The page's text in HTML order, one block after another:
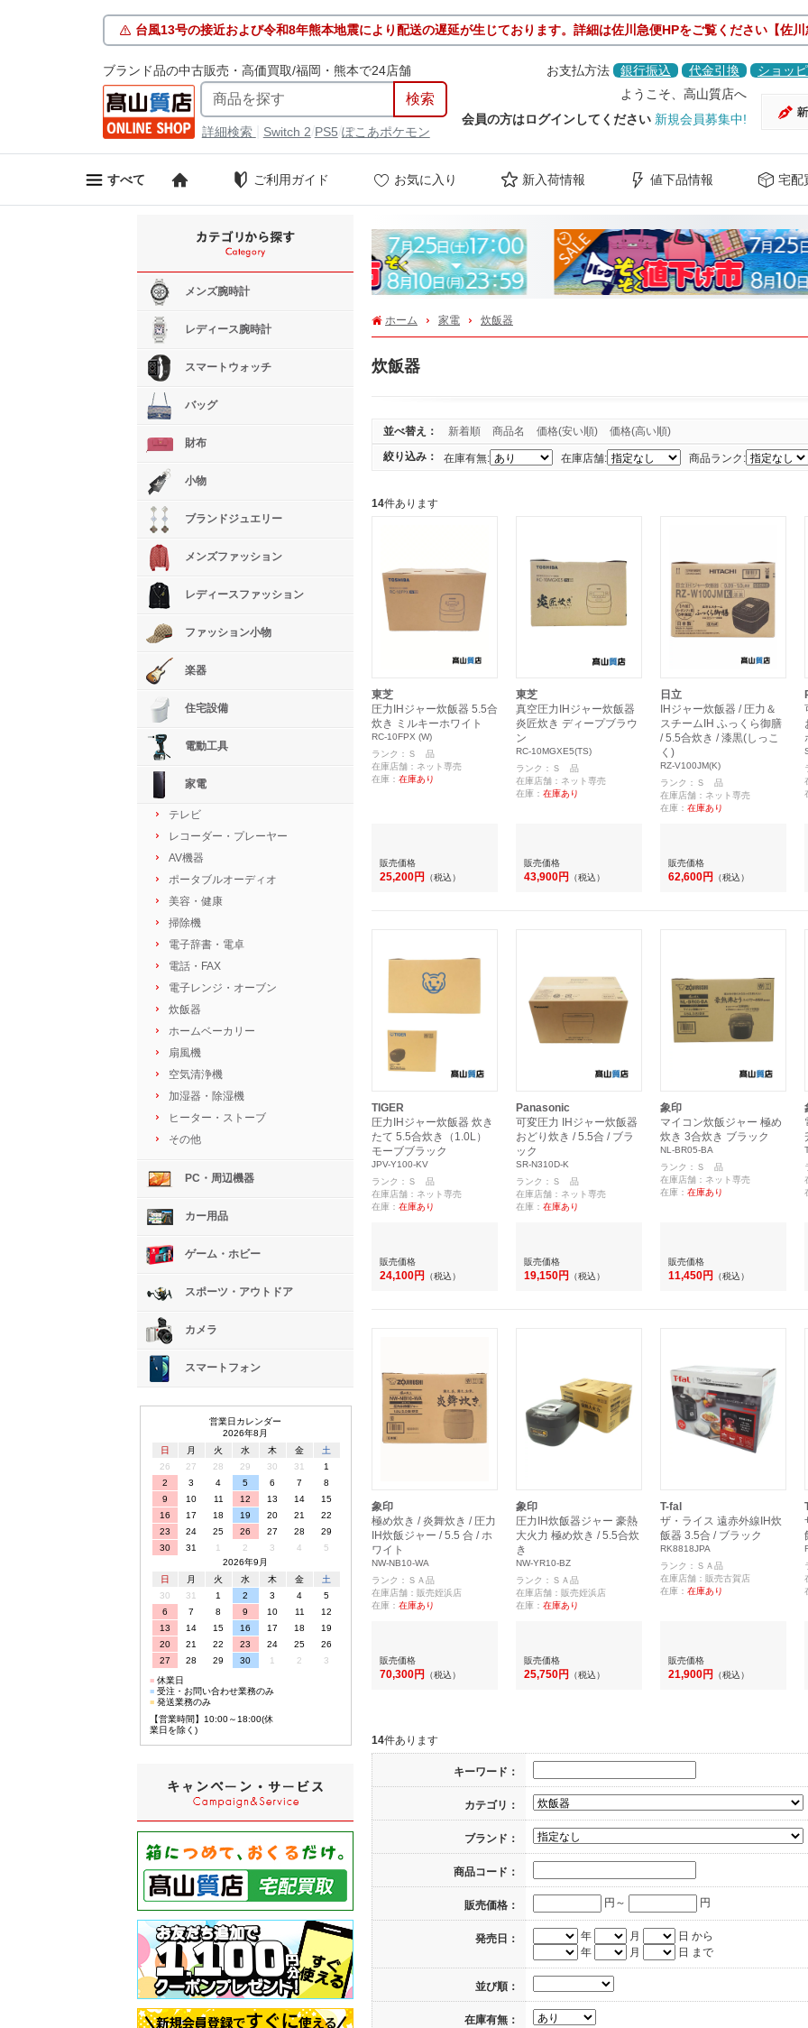
台風13号の接近および令和8年熊本地震により配送の遅延が生じております。詳細は佐川急便HPをご覧ください【佐川
ブランド品の中古販売・高価買取/福岡・熊本で24店舗 お支払方法 銀行振込 代金引換 ショッ
詳細検索 Switch 2 PS5 ぽこあポケモン
ようこそ、高山質店へ
会員の方はログインしてください 新規会員募集中!
すべて ご利用ガイド お気に入り 新入荷情報 値下品情報 宅配
Previous
ホーム 家電 炊飯器
炊飯器
並べ替え： 新着順 商品名 価格(安い順)
価格(高い順)
絞り込み：
在庫有無: 在庫店舗: 商品ランク:
14件あります
東芝
圧力IHジャー炊飯器 5.5合
炊き ミルキーホワイト
RC-10FPX (W)
ランク：Ｓ 品
在庫店舗：ネット専売
在庫： 在庫あり
販売価格
25,200円 （税込）
東芝
真空圧力IHジャー炊飯器
炎匠炊き ディープブラウ
ン
RC-10MGXE5(TS)
ランク：Ｓ 品
在庫店舗：ネット専売
在庫： 在庫あり
販売価格
43,900円 （税込）
日立
IHジャー炊飯器 / 圧力＆
スチームIH ふっくら御膳
/ 5.5合炊き / 漆黒(しっこ
く)
RZ-V100JM(K)
ランク：Ｓ 品
在庫店舗：ネット専売
在庫： 在庫あり
販売価格
62,600円 （税込）
TIGER
圧力IHジャー炊飯器 炊き
たて 5.5合炊き（1.0L）
モーブブラック
JPV-Y100-KV
ランク：Ｓ 品
在庫店舗：ネット専売
在庫： 在庫あり
販売価格
24,100円 （税込）
Panasonic
可変圧力 IHジャー炊飯器
おどり炊き / 5.5合 / ブラ
ック
SR-N310D-K
ランク：Ｓ 品
在庫店舗：ネット専売
在庫： 在庫あり
販売価格
19,150円 （税込）
象印
マイコン炊飯ジャー 極め
炊き 3合炊き ブラック
NL-BR05-BA
ランク：Ｓ 品
在庫店舗：ネット専売
在庫： 在庫あり
販売価格
11,450円 （税込）
象印
極め炊き / 炎舞炊き / 圧力
IH炊飯ジャー / 5.5 合 / ホ
ワイト
NW-NB10-WA
ランク：ＳＡ品
在庫店舗：販売姪浜店
在庫： 在庫あり
販売価格
70,300円 （税込）
象印
圧力IH炊飯器ジャー 豪熱
大火力 極め炊き / 5.5合炊
き
NW-YR10-BZ
ランク：ＳＡ品
在庫店舗：販売姪浜店
在庫： 在庫あり
販売価格
25,750円 （税込）
T-fal
ザ・ライス 遠赤外線IH炊
飯器 3.5合 / ブラック
RK8818JPA
ランク：ＳＡ品
在庫店舗：販売古賀店
在庫： 在庫あり
販売価格
21,900円 （税込）
14件あります
キーワード：
カテゴリ：
ブランド：
商品コード：
販売価格： 円～ 円
発売日： 年 月
日 から
年
月 日 まで
並び順：
在庫有無：
メンズ腕時計
レディース腕時計
スマートウォッチ
バッグ
財布
小物
ブランドジュエリー
メンズファッション
レディースファッション
ファッション小物
楽器
住宅設備
電動工具
家電
テレビ
レコーダー・プレーヤー
AV機器
ポータブルオーディオ
美容・健康
掃除機
電子辞書・電卓
電話・FAX
電子レンジ・オーブン
炊飯器
ホームベーカリー
扇風機
空気清浄機
加湿器・除湿機
ヒーター・ストーブ
その他
PC・周辺機器
カー用品
ゲーム・ホビー
スポーツ・アウトドア
カメラ
スマートフォン
営業日カレンダー
2026年8月
日
月 火 水 木 金
土
26
27 28 29 30 31
1
2
3 4 5 6 7
8
9
10 11 12 13 14
15
16
17 18 19 20 21
22
23
24 25 26 27 28
29
30
31 1 2 3 4
5
2026年9月
日
月 火 水 木 金
土
30
31 1 2 3 4
5
6
7 8 9 10 11
12
13
14 15 16 17 18
19
20
21 22 23 24 25
26
27
28 29 30 1 2
3
■休業日
■受注・お問い合わせ業務のみ
■発送業務のみ
【営業時間】10:00～18:00(休
業日を除く)